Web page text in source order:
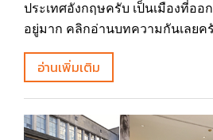
ประเทศอังกฤษครับ เป็นเมืองที่ออ
อยู่มาก คลิกอ่านบทความกันเลยค
อ่านเพิ่มเติม